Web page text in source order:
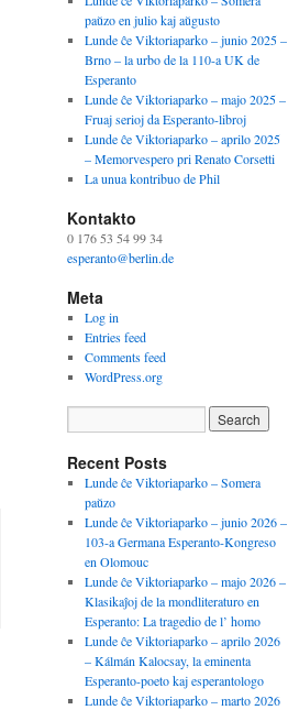
paŭzo en julio kaj aŭgusto
Lunde ĉe Viktoriaparko – junio 2025 –
Brno – la urbo de la 110-a UK de
Esperanto
Lunde ĉe Viktoriaparko – majo 2025 –
Fruaj serioj da Esperanto-libroj
Lunde ĉe Viktoriaparko – aprilo 2025
– Memorvespero pri Renato Corsetti
La unua kontribuo de Phil
Kontakto
0 176 53 54 99 34
esperanto@berlin.de
Meta
Log in
Entries feed
Comments feed
WordPress.org
Recent Posts
Lunde ĉe Viktoriaparko – Somera
paŭzo
Lunde ĉe Viktoriaparko – junio 2026 –
103-a Germana Esperanto-Kongreso
en Olomouc
Lunde ĉe Viktoriaparko – majo 2026 –
Klasikaĵoj de la mondliteraturo en
Esperanto: La tragedio de l’ homo
Lunde ĉe Viktoriaparko – aprilo 2026
– Kálmán Kalocsay, la eminenta
Esperanto-poeto kaj esperantologo
Lunde ĉe Viktoriaparko – marto 2026